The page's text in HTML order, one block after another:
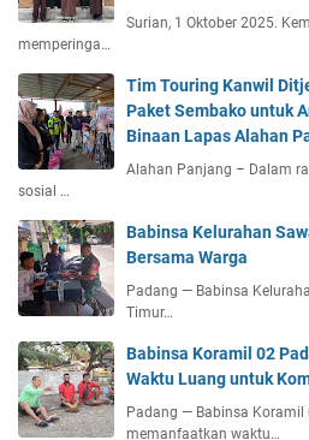
Surian, 1 Oktober 2025.
memperinga…
Tim Touring Kanwil
Paket Sembako untuk
Binaan Lapas Alahan
Alahan Panjang – Dalam
sosial …
Babinsa Kelurahan
Bersama Warga
Padang — Babinsa
Timur…
Babinsa Koramil 02
Waktu Luang untuk
Padang — Babinsa
memanfaatkan waktu…